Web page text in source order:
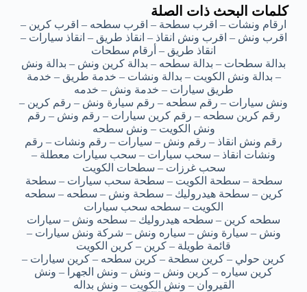
كلمات البحث ذات الصلة
ارقام ونشات – اقرب سطحة – اقرب سطحه – اقرب كرين –
اقرب ونش – اقرب ونش انقاذ – انقاذ طريق – انقاذ سيارات –
انقاذ طريق – أرقام سطحات
بدالة سطحات – بدالة سطحه – بدالة كرين ونش – بدالة ونش
– بدالة ونش الكويت – بدالة ونشات – خدمة طريق – خدمة
طريق سيارات – خدمة ونش – خدمه
ونش سيارات – رقم سطحه – رقم سيارة ونش – رقم كرين –
رقم كرين سطحه – رقم كرين سيارات – رقم ونش – رقم
ونش الكويت – ونش سطحه
رقم ونش انقاذ – رقم ونش – سيارات – رقم ونشات – رقم
ونشات انقاذ – سحب سيارات – سحب سيارات معطلة –
سحب غرزات – سطحات الكويت
سطحة – سطحة الكويت – سطحة سحب سيارات – سطحة
كرين – سطحة هيدروليك – سطحة ونش – سطحه – سطحه
الكويت – سطحه سحب سيارات
سطحه كرين – سطحه هيدروليك – سطحه ونش – سيارات
ونش – سيارة ونش – سياره ونش – شركة ونش سيارات –
قائمة طويلة – كرين – كرين الكويت
كرين حولي – كرين سطحة – كرين سطحه – كرين سيارات –
كرين سياره – كرين ونش – ونش – ونش الجهرا – ونش
القيروان – ونش الكويت – ونش بداله